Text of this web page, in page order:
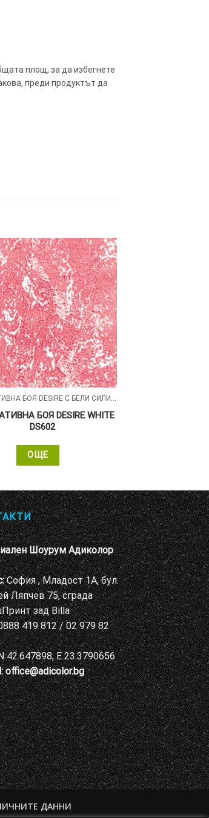
площ, за да избегнете
преди продуктът да
ДЕКОРАТИВНА БОЯ DESIRE С БЕЛИ СИЛИКОНОВИ ЧАСТИЦИ
БОЯ DESIRE WHITE
DS602
ОЩЕ
Шоурум Адиколор
София , Младост 1А, бул.
Ляпчев 75, сграда
зад Billa
419 812 / 02 979 82
42.647898, E 23.3790656
office@adicolor.bg
ДАННИ